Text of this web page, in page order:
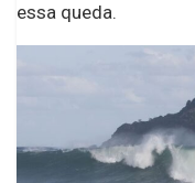
essa queda.